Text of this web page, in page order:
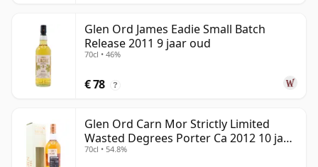
Glen Ord James Eadie Small Batch
Release 2011 9 jaar oud
70cl • 46%
€ 78 ?
Glen Ord Carn Mor Strictly Limited
Wasted Degrees Porter Ca 2012 10 jaar
oud
70cl • 54.8%